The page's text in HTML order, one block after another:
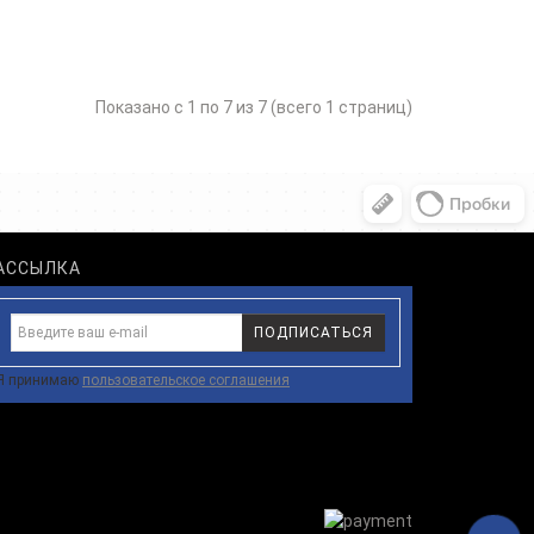
Показано с 1 по 7 из 7 (всего 1 страниц)
ПОДПИСАТЬСЯ
принимаю пользовательское соглашения